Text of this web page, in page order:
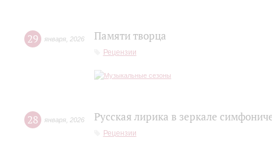
29 января 2026 Памяти творца
Рецензии
28 января 2026 Русская лирика в зеркале
Рецензии